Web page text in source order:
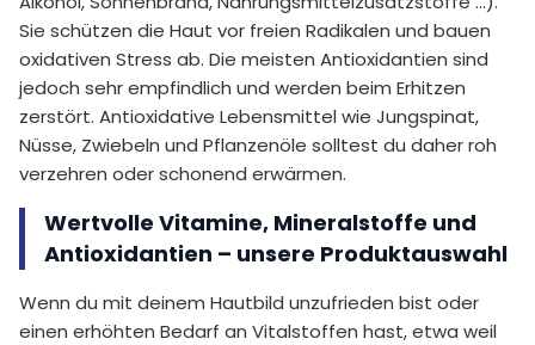
Sie schützen die Haut vor freien Radikalen und bauen
oxidativen Stress ab. Die meisten Antioxidantien sind
jedoch sehr empfindlich und werden beim Erhitzen
zerstört. Antioxidative Lebensmittel wie Jungspinat,
Nüsse, Zwiebeln und Pflanzenöle solltest du daher roh
verzehren oder schonend erwärmen.
Wertvolle Vitamine, Mineralstoffe und
Antioxidantien – unsere Produktauswahl
Wenn du mit deinem Hautbild unzufrieden bist oder
einen erhöhten Bedarf an Vitalstoffen hast, etwa weil